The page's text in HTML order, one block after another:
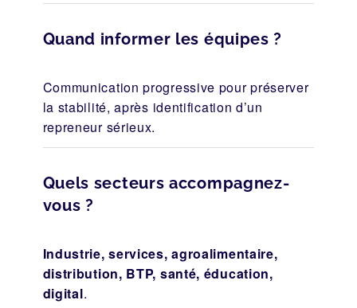
Quand informer les équipes ?
Communication progressive pour préserver
la stabilité, après identification d’un
repreneur sérieux.
Quels secteurs accompagnez-
vous ?
Industrie, services, agroalimentaire,
distribution, BTP, santé, éducation,
digital.